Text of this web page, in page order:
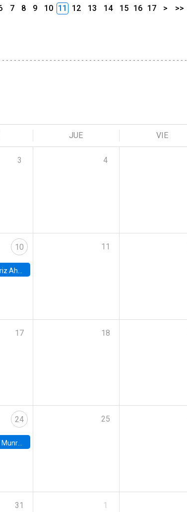
7 8 9 10 11 12 13 14 15 16 17 > >>
JUE VIE
3 4
10
Universidad de Pittsburgh
11
17 18
24
in the Department of Statistics at UC Berkeley
25
31 1